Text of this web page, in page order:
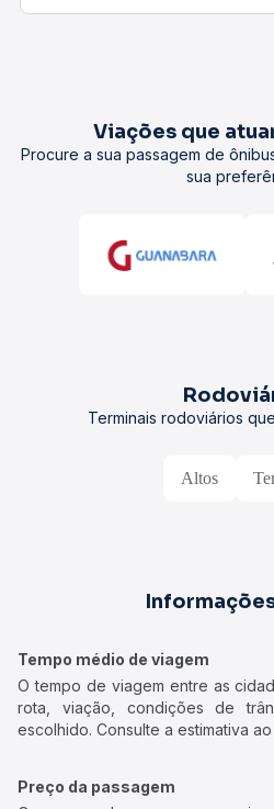
Viações que
Procure a sua passagem de
sua
Terminais rodoviários
Altos
Tempo médio de viagem
O tempo de viagem entre as
rota, viação, condições de
escolhido. Consulte a estimativa
Preço da passagem